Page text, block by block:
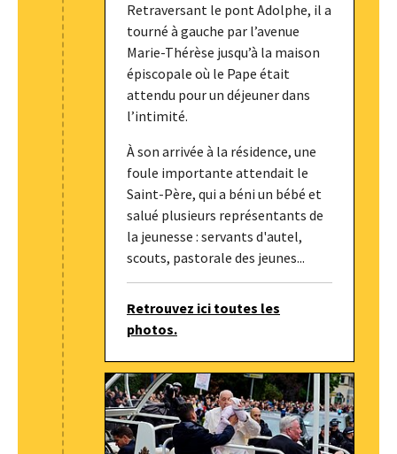
Retraversant le pont Adolphe, il a
tourné à gauche par l’avenue
Marie-Thérèse jusqu’à la maison
épiscopale où le Pape était
attendu pour un déjeuner dans
l’intimité.
À son arrivée à la résidence, une
foule importante attendait le
Saint-Père, qui a béni un bébé et
salué plusieurs représentants de
la jeunesse : servants d'autel,
scouts, pastorale des jeunes...
Retrouvez ici toutes les
photos.